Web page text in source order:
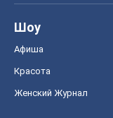
Шоу
Афиша
Красота
Женский Журнал